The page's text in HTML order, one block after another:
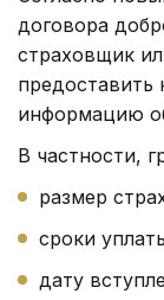
договора
страховщик
информацию
В частности,
размер
сроки
дату